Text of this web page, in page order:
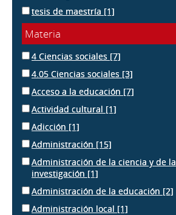
tesis de maestría [1]
Materia
4 Ciencias sociales [7]
4.05 Ciencias sociales [3]
Acceso a la educación [7]
Actividad cultural [1]
Adicción [1]
Administración [15]
Administración de la ciencia y de la
investigación [1]
Administración de la educación [2]
Administración local [1]